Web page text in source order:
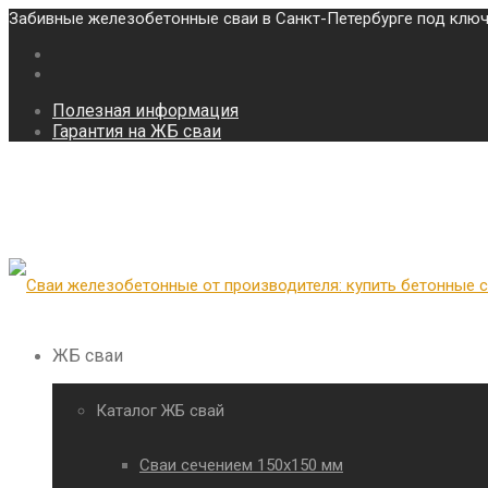
Забивные железобетонные сваи в Санкт-Петербурге под
Полезная информация
Гарантия на ЖБ сваи
ЖБ сваи
Каталог ЖБ свай
Сваи сечением 150х150 мм